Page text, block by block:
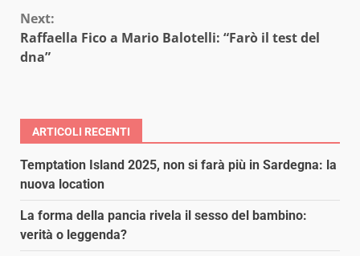
Next:
Raffaella Fico a Mario Balotelli: “Farò il test del
dna”
ARTICOLI RECENTI
Temptation Island 2025, non si farà più in Sardegna: la
nuova location
La forma della pancia rivela il sesso del bambino:
verità o leggenda?